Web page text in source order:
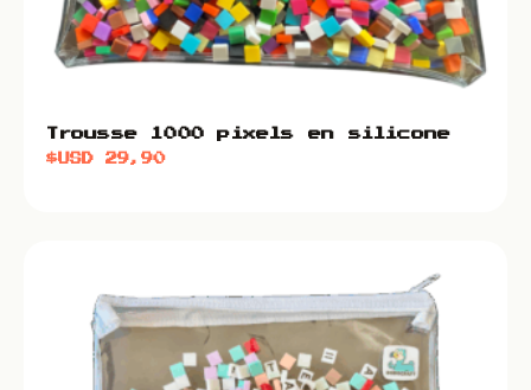
Trousse 1000 pixels en silicone
$USD29,90